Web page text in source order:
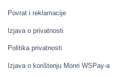
Povrat i reklamacije
Izjava o privatnosti
Politika privatnosti
Izjava o korištenju Monri WSPay-a